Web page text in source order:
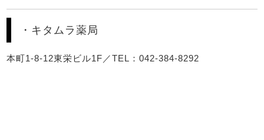
・キタムラ薬局
本町1-8-12東栄ビル1F／TEL：042-384-8292